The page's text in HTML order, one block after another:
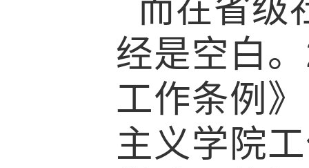
而在省级
经是空白。
工作条例
主义学院